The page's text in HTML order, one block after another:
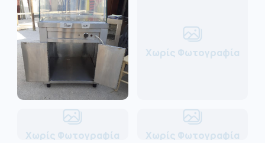
Χωρίς Φωτογραφία
Χωρίς Φωτογραφία Χωρίς Φωτογραφία